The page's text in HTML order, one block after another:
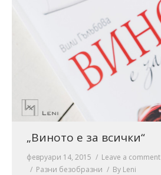
„Виното е за всички“
февруари 14, 2015
Leave a comment
Разни безобразни
By Leni